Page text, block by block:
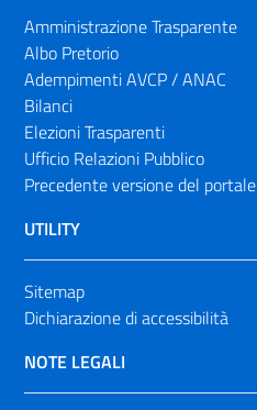
Amministrazione Trasparente
Albo Pretorio
Adempimenti AVCP / ANAC
Bilanci
Elezioni Trasparenti
Ufficio Relazioni Pubblico
Precedente versione del portale
UTILITY
Sitemap
Dichiarazione di accessibilità
NOTE LEGALI